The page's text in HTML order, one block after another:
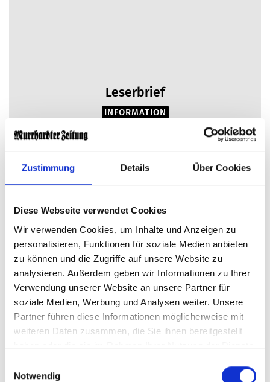
Zustimmung Details Über Cookies
Diese Webseite verwendet Cookies
Wir verwenden Cookies, um Inhalte und Anzeigen zu
personalisieren, Funktionen für soziale Medien anbieten
zu können und die Zugriffe auf unsere Website zu
analysieren. Außerdem geben wir Informationen zu Ihrer
Verwendung unserer Website an unsere Partner für
soziale Medien, Werbung und Analysen weiter. Unsere
Partner führen diese Informationen möglicherweise mit
weiteren Daten zusammen, die Sie ihnen bereitgestellt
haben oder die sie im Rahmen Ihrer Nutzung der Dienste
Notwendig
Leserbrief
INFORMATION
Über uns